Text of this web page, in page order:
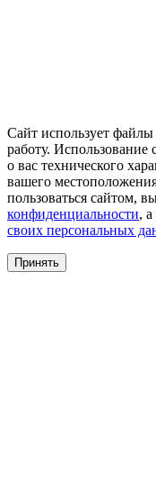
Сайт использует файлы
работу.
о вас технического
вашего
пользоваться сайтом,
конфиденциальности, а
своих персональных
Принять